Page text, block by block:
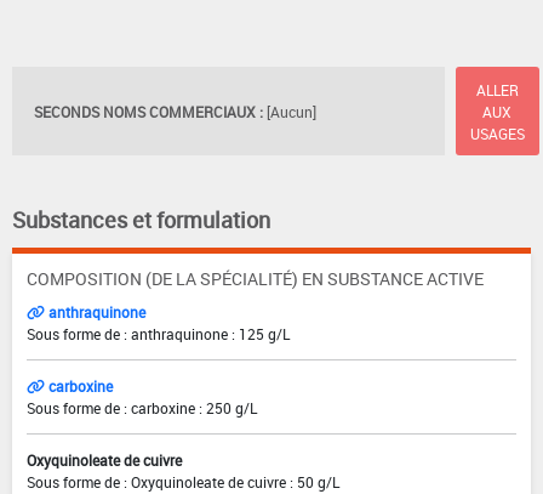
SECONDS NOMS COMMERCIAUX : [Aucun]
ALLER
AUX
USAGES
Substances et formulation
COMPOSITION (DE LA SPÉCIALITÉ) EN SUBSTANCE ACTIVE
anthraquinone
Sous forme de : anthraquinone : 125 g/L
carboxine
Sous forme de : carboxine : 250 g/L
Oxyquinoleate de cuivre
Sous forme de : Oxyquinoleate de cuivre : 50 g/L